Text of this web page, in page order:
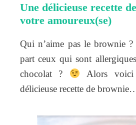
Une délicieuse recette
votre amoureux(se)
Qui n’aime pas le brownie ?
part ceux qui sont
chocolat ?
Alors
délicieuse recette de